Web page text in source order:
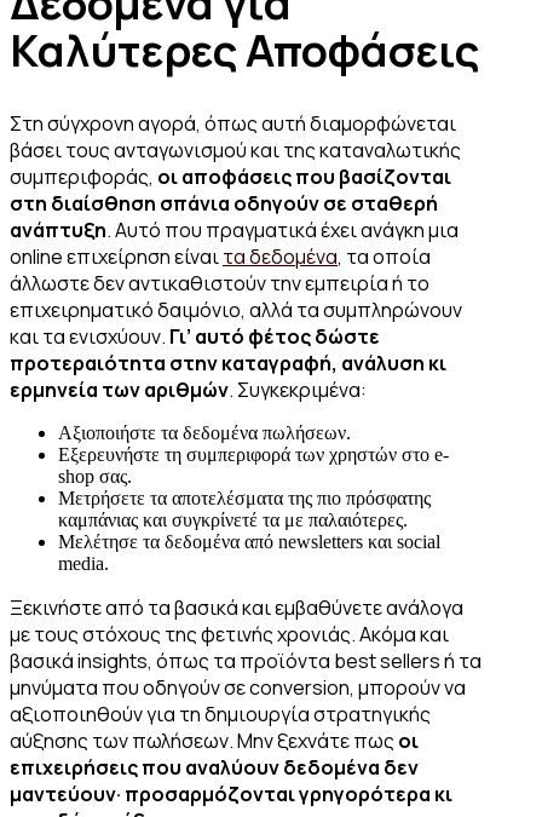
Καλύτερες Αποφάσεις
Στη σύγχρονη αγορά, όπως αυτή διαμορφώνεται
βάσει τους ανταγωνισμού και της καταναλωτικής
συμπεριφοράς, οι αποφάσεις που βασίζονται
στη διαίσθηση σπάνια οδηγούν σε σταθερή
ανάπτυξη. Αυτό που πραγματικά έχει ανάγκη μια
online επιχείρηση είναιτα δεδομένα, τα οποία
άλλωστε δεν αντικαθιστούν την εμπειρία ή το
επιχειρηματικό δαιμόνιο, αλλά τα συμπληρώνουν
και τα ενισχύουν. Γι’ αυτό φέτος δώστε
προτεραιότητα στην καταγραφή, ανάλυση κι
ερμηνεία των αριθμών. Συγκεκριμένα:
Αξιοποιήστε τα δεδομένα πωλήσεων.
Εξερευνήστε τη συμπεριφορά των χρηστών στο e-
shop σας.
Μετρήσετε τα αποτελέσματα της πιο πρόσφατης
καμπάνιας και συγκρίνετέ τα με παλαιότερες.
Μελέτησε τα δεδομένα από newsletters και social
media.
Ξεκινήστε από τα βασικά και εμβαθύνετε ανάλογα
με τους στόχους της φετινής χρονιάς. Ακόμα και
βασικά insights, όπως τα προϊόντα best sellers ή τα
μηνύματα που οδηγούν σε conversion, μπορούν να
αξιοποιηθούν για τη δημιουργία στρατηγικής
αύξησης των πωλήσεων. Μην ξεχνάτε πως οι
επιχειρήσεις που αναλύουν δεδομένα δεν
μαντεύουν· προσαρμόζονται γρηγορότερα κι